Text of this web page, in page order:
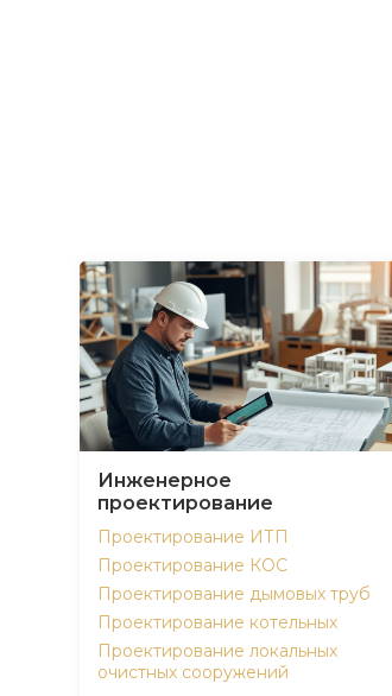
Инженерное
проектирование
Проектирование ИТП
Проектирование КОС
Проектирование дымовых труб
Проектирование котельных
Проектирование локальных
очистных сооружений